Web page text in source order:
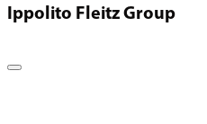
Ippolito Fleitz Group